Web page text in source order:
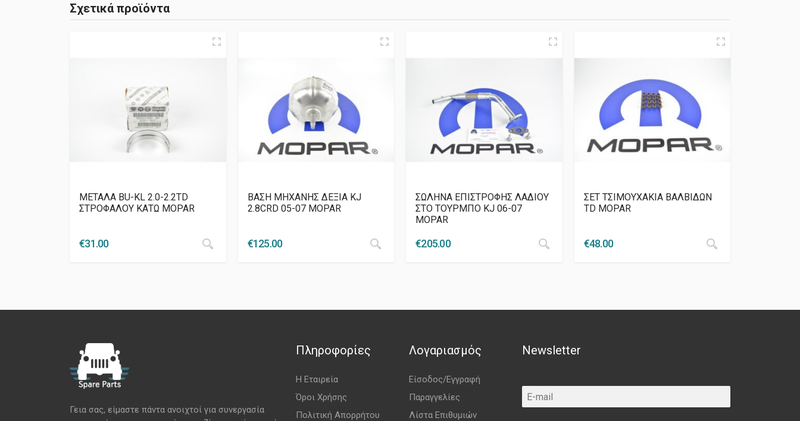
Σχετικά προϊόντα
ΜΕΤΑΛΑ BU-KL 2.0-2.2TD
ΣΤΡΟΦΑΛΟΥ ΚΑΤΩ MOPAR
€31.00
ΒΑΣΗ ΜΗΧΑΝΗΣ ΔΕΞΙΑ KJ
2.8CRD 05-07 MOPAR
€125.00
ΣΩΛΗΝΑ ΕΠΙΣΤΡΟΦΗΣ ΛΑΔΙΟΥ
ΣΤΟ ΤΟΥΡΜΠΟ KJ 06-07
MOPAR
€205.00
ΣΕΤ ΤΣΙΜΟΥΧΑΚΙΑ ΒΑΛΒΙΔΩΝ
TD MOPAR
€48.00
Γεια σας, είμαστε πάντα ανοιχτοί για συνεργασία
Πληροφορίες
Η Εταιρεία
Όροι Χρήσης
Πολιτική Απορρήτου
Λογαριασμός
Είσοδος/Εγγραφή
Παραγγελίες
Λίστα Επιθυμιών
Newsletter